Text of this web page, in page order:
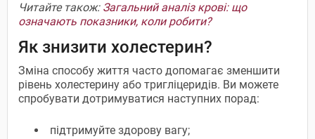
Читайте також: ​Загальний аналіз крові: що
означають показники, коли робити?
Як знизити холестерин?
Зміна способу життя часто допомагає зменшити
рівень холестерину або тригліцеридів. Ви можете
спробувати дотримуватися наступних порад:
підтримуйте здорову вагу;